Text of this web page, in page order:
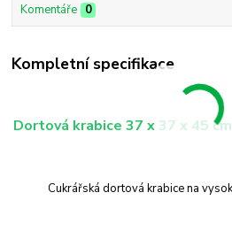
Komentáře 0
Kompletní specifikace
Dortová krabice 37 x 37 x 45
Cukrářská dortová krabice na